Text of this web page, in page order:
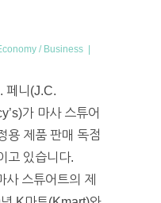
/ Business |
페니(J.C.
가 마사 스튜어
용 제품 판매 독점
고 있습니다.
스튜어트의 제